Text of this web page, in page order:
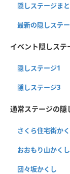
隠しステージま
最新の隠しステ
イベント隠しステ
隠しステージ1
隠しステージ3
通常ステージの隠
さくら住宅街か
おおもり山かくし
団々坂かくし